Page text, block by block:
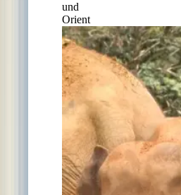
und
Orient